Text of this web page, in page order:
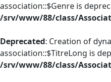
association::$Genre is
/srv/www/88/class/
Deprecated: Creation of
association::$TitreLong is
/srv/www/88/class/